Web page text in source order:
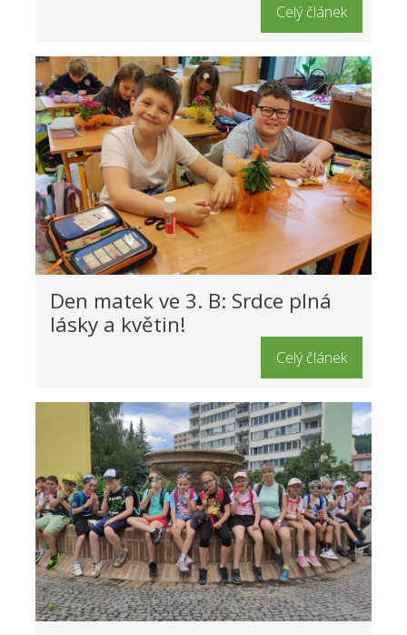
Celý článek
Den matek ve 3. B: Srdce plná
lásky a květin!
Celý článek